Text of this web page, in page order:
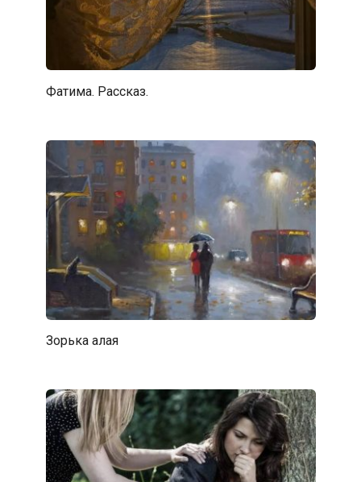
Фатима. Рассказ.
Зорька алая